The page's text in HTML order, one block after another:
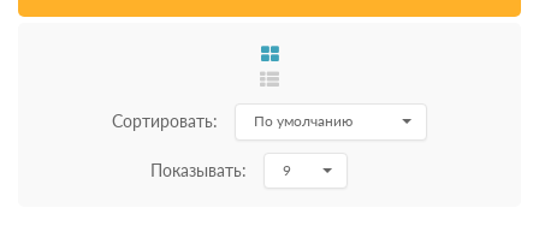
Сортировать: По умолчанию
Показывать: 9